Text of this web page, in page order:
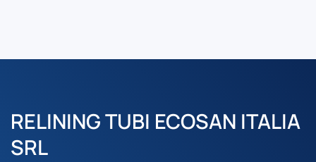
RELINING TUBI ECOSAN ITALIA
SRL